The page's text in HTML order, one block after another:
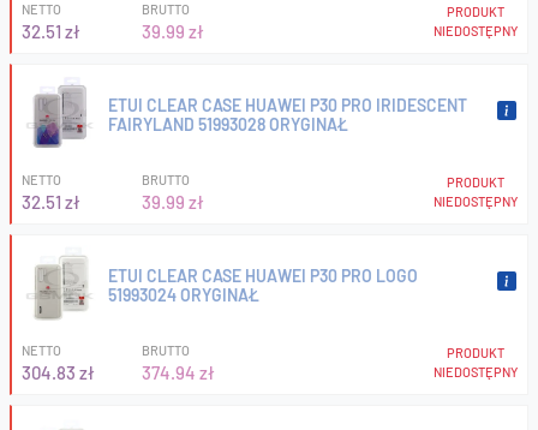
NETTO
32.51 zł
BRUTTO
39.99 zł
PRODUKT
NIEDOSTĘPNY
ETUI CLEAR CASE HUAWEI P30 PRO IRIDESCENT
FAIRYLAND 51993028 ORYGINAŁ
NETTO
32.51 zł
BRUTTO
39.99 zł
PRODUKT
NIEDOSTĘPNY
ETUI CLEAR CASE HUAWEI P30 PRO LOGO
51993024 ORYGINAŁ
NETTO
304.83 zł
BRUTTO
374.94 zł
PRODUKT
NIEDOSTĘPNY